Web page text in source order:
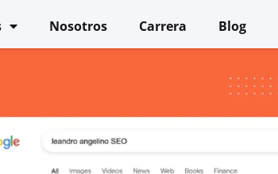
Nosotros Carrera Blog